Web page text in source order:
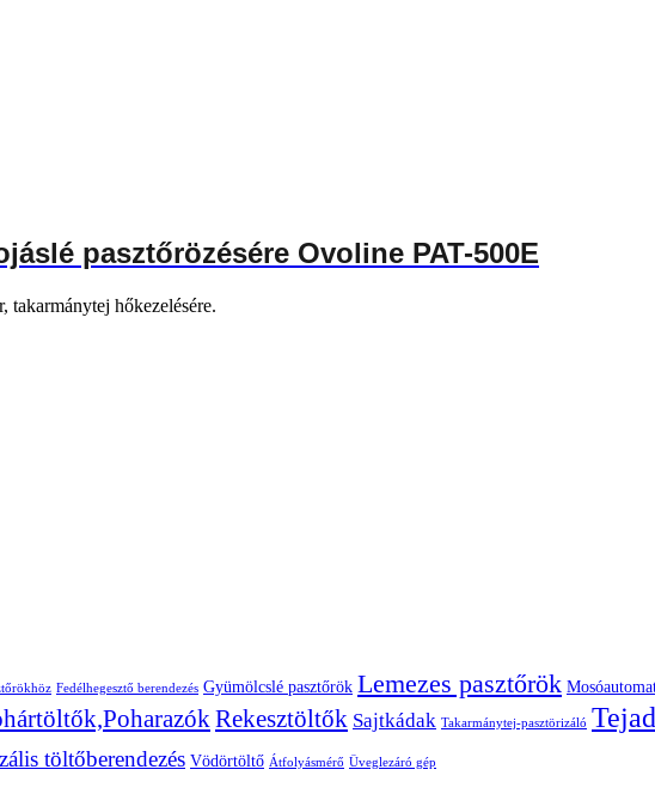
pasztőrözésére Ovoline PAT-500E
takarmánytej hőkezelésére.
Fedélhegesztő berendezés Gyümölcslé pasztőrök Lemezes pasztőrök
Rekesztöltők Sajtkádak Takarmánytej-pasztörizáló
töltőberendezés Vödörtöltő Átfolyásmérő Üveglezáró gép